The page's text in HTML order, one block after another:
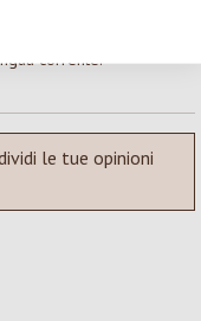
corrente.
le tue opinioni